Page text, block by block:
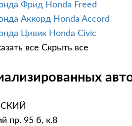
Honda Freed
Honda Accord
Honda Civic
все Скрыть все
пр. 95 б, к.8